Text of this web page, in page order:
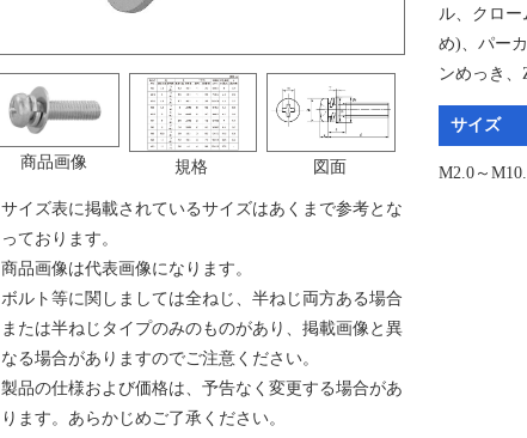
商品画像 規格 図面
サイズ表に掲載されているサイズはあくまで参考とな
っております。
商品画像は代表画像になります。
ボルト等に関しましては全ねじ、半ねじ両方ある場合
または半ねじタイプのみのものがあり、掲載画像と異
なる場合がありますのでご注意ください。
製品の仕様および価格は、予告なく変更する場合があ
ります。あらかじめご了承ください。
ル、クロ
め)、パー
ンめっき、
サイズ
M2.0～